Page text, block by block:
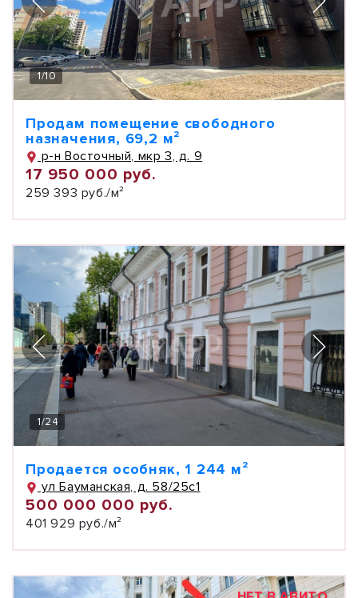
1/10
Продам помещение свободного
назначения, 69,2 м²
р-н Восточный, мкр 3, д. 9
17 950 000 руб.
259 393 руб./м²
1/24
Продается особняк, 1 244 м²
ул Бауманская, д. 58/25с1
500 000 000 руб.
401 929 руб./м²